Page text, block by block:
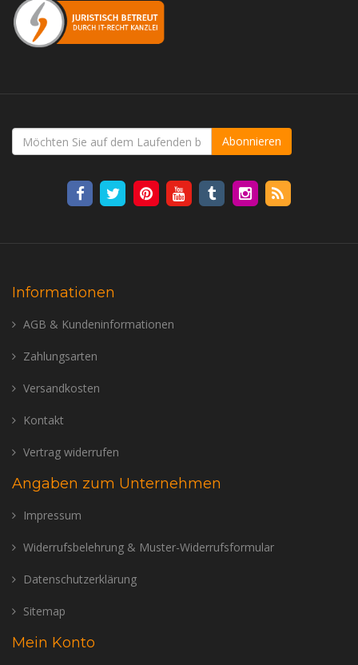
Abonnieren
Informationen
AGB & Kundeninformationen
Zahlungsarten
Versandkosten
Kontakt
Vertrag widerrufen
Angaben zum Unternehmen
Impressum
Widerrufsbelehrung & Muster-Widerrufsformular
Datenschutzerklärung
Sitemap
Mein Konto